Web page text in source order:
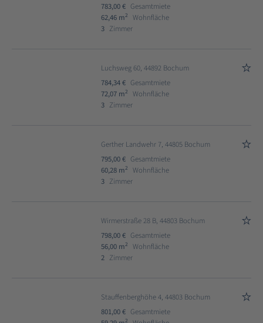
783,00 € Gesamtmiete
62,46 m2
Wohnfläche
3 Zimmer
Luchsweg 60, 44892 Bochum
784,34 € Gesamtmiete
72,07 m2
Wohnfläche
3 Zimmer
Gerther Landwehr 7, 44805 Bochum
795,00 € Gesamtmiete
60,28 m2
Wohnfläche
3 Zimmer
Wirmerstraße 28 B, 44803 Bochum
798,00 € Gesamtmiete
56,00 m2
Wohnfläche
2 Zimmer
Stauffenberghöhe 4, 44803 Bochum
801,00 € Gesamtmiete
2